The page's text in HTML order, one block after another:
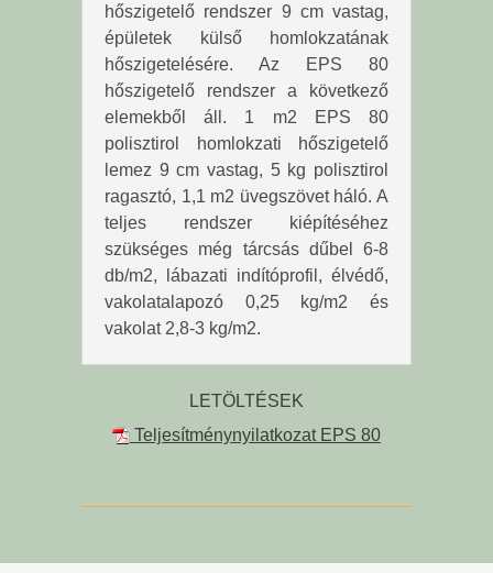
hőszigetelő rendszer 9 cm vastag,
épületek külső homlokzatának
hőszigetelésére. Az EPS 80
hőszigetelő rendszer a következő
elemekből áll. 1 m2 EPS 80
polisztirol homlokzati hőszigetelő
lemez 9 cm vastag, 5 kg polisztirol
ragasztó, 1,1 m2 üvegszövet háló. A
teljes rendszer kiépítéséhez
szükséges még tárcsás dűbel 6-8
db/m2, lábazati indítóprofil, élvédő,
vakolatalapozó 0,25 kg/m2 és
vakolat 2,8-3 kg/m2.
LETÖLTÉSEK
Teljesítménynyilatkozat EPS 80